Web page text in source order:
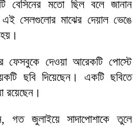
বেসিনের মতো ছিল বলে জানান
সেলগুলোর মাঝের দেয়াল ভেঙে
ফেসবুকে দেওয়া আরেকটি পোস্টে
ছবি দিয়েছেন। একটি ছবিতে
রয়েছেন।
গত জুলাইয়ে সাদাপোশাকে তুলে